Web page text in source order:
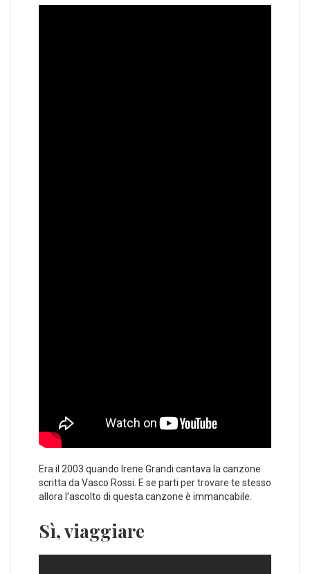
Era il 2003 quando Irene Grandi cantava la canzone
scritta da Vasco Rossi. E se parti per trovare te stesso
allora l’ascolto di questa canzone è immancabile.
Sì, viaggiare